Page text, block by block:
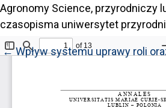
Agronomy Science, przyrodniczy
czasopisma uniwersytet
←Return to Article Details
Wpływ systemu uprawy roli